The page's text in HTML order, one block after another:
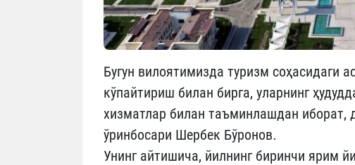
Бугун вилоятимизда туризм соҳасидаги
кўпайтириш билан бирга, уларнинг
хизматлар билан таъминлашдан иборат,
ўринбосари Шербек Бўронов.
Унинг айтишича, йилнинг биринчи ярим